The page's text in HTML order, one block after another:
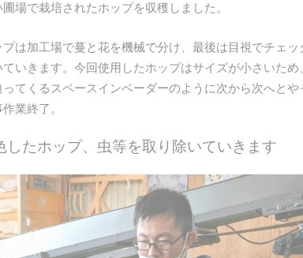
場で栽培されたホップを収穫しました。
は加工場で蔓と花を機械で分け、最後は目視でチェ
いきます。今回使用したホップはサイズが小さいた
てくるスペースインベーダーのように次から次へと
業終了。
たホップ、虫等を取り除いていきます